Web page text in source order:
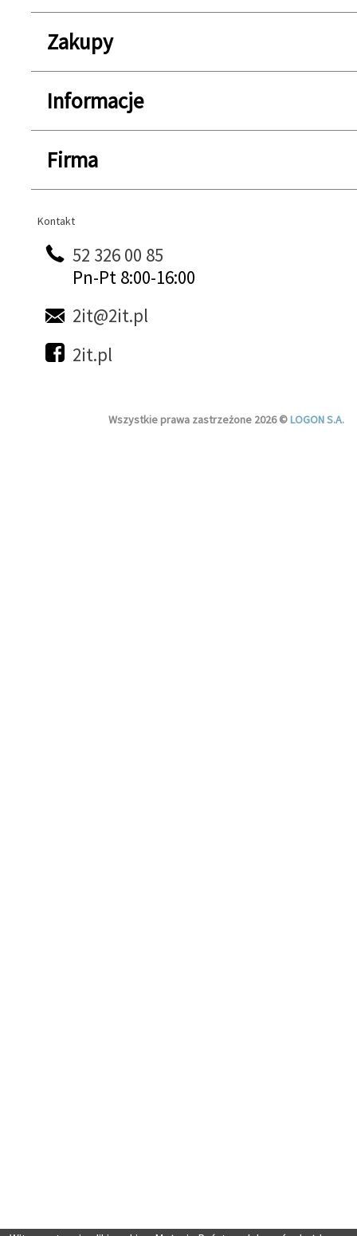
Zakupy
Informacje
Firma
Kontakt
Kontakt
52 326 00 85
Pn-Pt 8:00-16:00
2it@2it.pl
2it.pl
Wszystkie prawa zastrzeżone 2026 ©LOGON S.A.